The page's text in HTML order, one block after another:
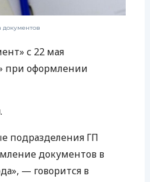
с 22 мая
при оформлении
подразделения ГП
документов в
— говорится в